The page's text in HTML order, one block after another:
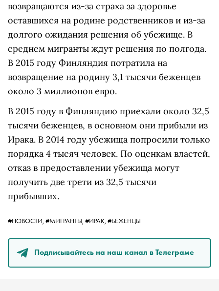
возвращаются из-за страха за здоровье
оставшихся на родине родственников и из-за
долгого ожидания решения об убежище. В
среднем мигранты ждут решения по полгода.
В 2015 году Финляндия потратила на
возвращение на родину 3,1 тысячи беженцев
около 3 миллионов евро.
В 2015 году в Финляндию приехали около 32,5
тысячи беженцев, в основном они прибыли из
Ирака. В 2014 году убежища попросили только
порядка 4 тысяч человек. По оценкам властей,
отказ в предоставлении убежища могут
получить две трети из 32,5 тысячи
прибывших.
#НОВОСТИ, #МИГРАНТЫ, #ИРАК, #БЕЖЕНЦЫ
Подписывайтесь на наш канал в Телеграме